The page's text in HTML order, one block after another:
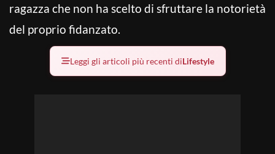
ragazza che non ha scelto di sfruttare la notorietà
del proprio fidanzato.
Leggi gli articoli più recenti diLifestyle